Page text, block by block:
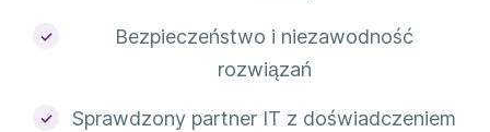
Bezpieczeństwo i niezawodność
rozwiązań
Sprawdzony partner IT z doświadczeniem